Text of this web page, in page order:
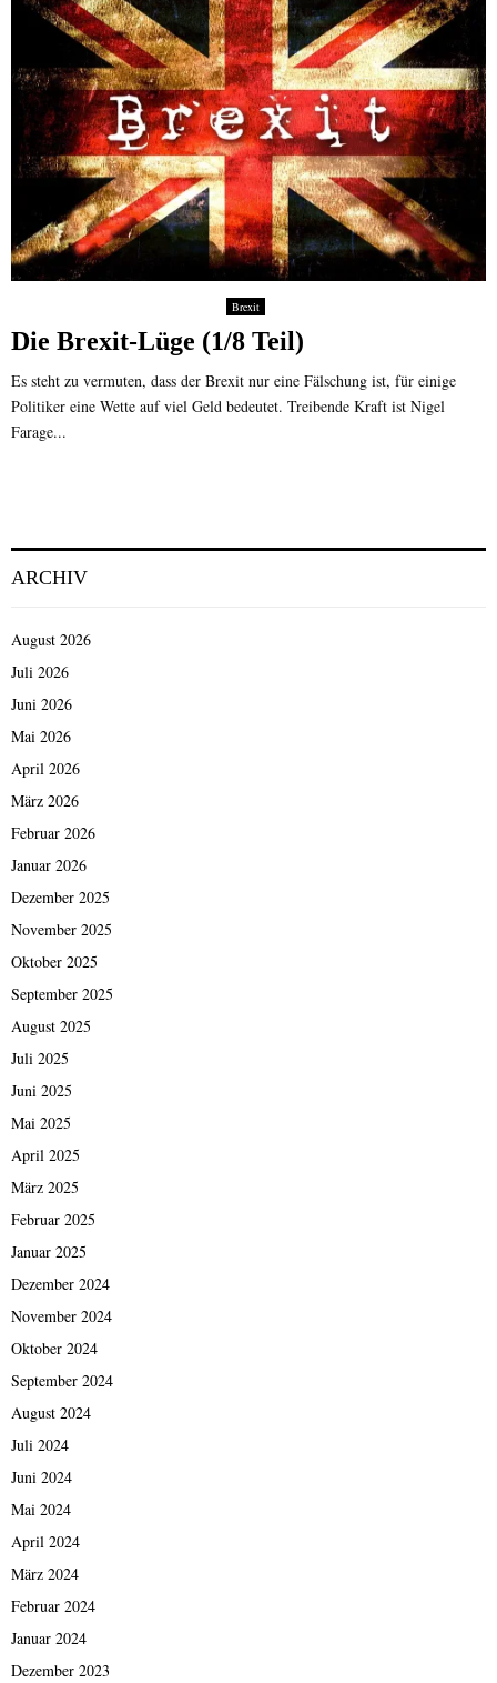
Brexit
Die Brexit-Lüge (1/8 Teil)
Es steht zu vermuten, dass der Brexit nur eine Fälschung ist, für einige
Politiker eine Wette auf viel Geld bedeutet. Treibende Kraft ist Nigel
Farage...
ARCHIV
August 2026
Juli 2026
Juni 2026
Mai 2026
April 2026
März 2026
Februar 2026
Januar 2026
Dezember 2025
November 2025
Oktober 2025
September 2025
August 2025
Juli 2025
Juni 2025
Mai 2025
April 2025
März 2025
Februar 2025
Januar 2025
Dezember 2024
November 2024
Oktober 2024
September 2024
August 2024
Juli 2024
Juni 2024
Mai 2024
April 2024
März 2024
Februar 2024
Januar 2024
Dezember 2023